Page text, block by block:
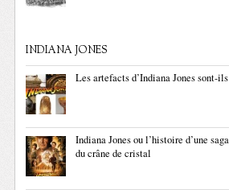
INDIANA JONES
Les artefacts d’Indiana Jones sont-
Indiana Jones ou l’histoire d’une
du crâne de cristal